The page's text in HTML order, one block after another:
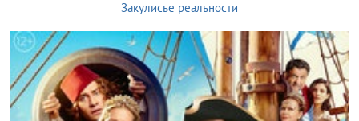
Закулисье реальности